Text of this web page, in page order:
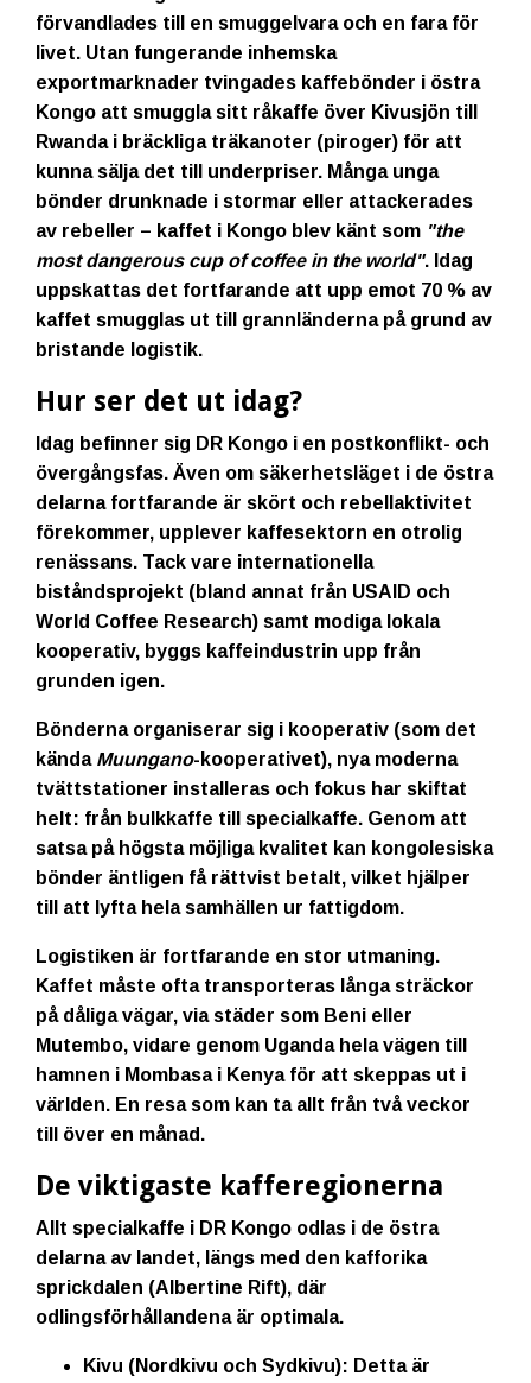
förvandlades till en smuggelvara och en fara för
livet. Utan fungerande inhemska
exportmarknader tvingades kaffebönder i östra
Kongo att smuggla sitt råkaffe över Kivusjön till
Rwanda i bräckliga träkanoter (piroger) för att
kunna sälja det till underpriser. Många unga
bönder drunknade i stormar eller attackerades
av rebeller – kaffet i Kongo blev känt som "the
most dangerous cup of coffee in the world". Idag
uppskattas det fortfarande att upp emot 70 % av
kaffet smugglas ut till grannländerna på grund av
bristande logistik.
Hur ser det ut idag?
Idag befinner sig DR Kongo i en postkonflikt- och
övergångsfas. Även om säkerhetsläget i de östra
delarna fortfarande är skört och rebellaktivitet
förekommer, upplever kaffesektorn en otrolig
renässans. Tack vare internationella
biståndsprojekt (bland annat från USAID och
World Coffee Research) samt modiga lokala
kooperativ, byggs kaffeindustrin upp från
grunden igen.
Bönderna organiserar sig i kooperativ (som det
kända Muungano-kooperativet), nya moderna
tvättstationer installeras och fokus har skiftat
helt: från bulkkaffe till specialkaffe. Genom att
satsa på högsta möjliga kvalitet kan kongolesiska
bönder äntligen få rättvist betalt, vilket hjälper
till att lyfta hela samhällen ur fattigdom.
Logistiken är fortfarande en stor utmaning.
Kaffet måste ofta transporteras långa sträckor
på dåliga vägar, via städer som Beni eller
Mutembo, vidare genom Uganda hela vägen till
hamnen i Mombasa i Kenya för att skeppas ut i
världen. En resa som kan ta allt från två veckor
till över en månad.
De viktigaste kafferegionerna
Allt specialkaffe i DR Kongo odlas i de östra
delarna av landet, längs med den kafforika
sprickdalen (Albertine Rift), där
odlingsförhållandena är optimala.
Kivu (Nordkivu och Sydkivu): Detta är